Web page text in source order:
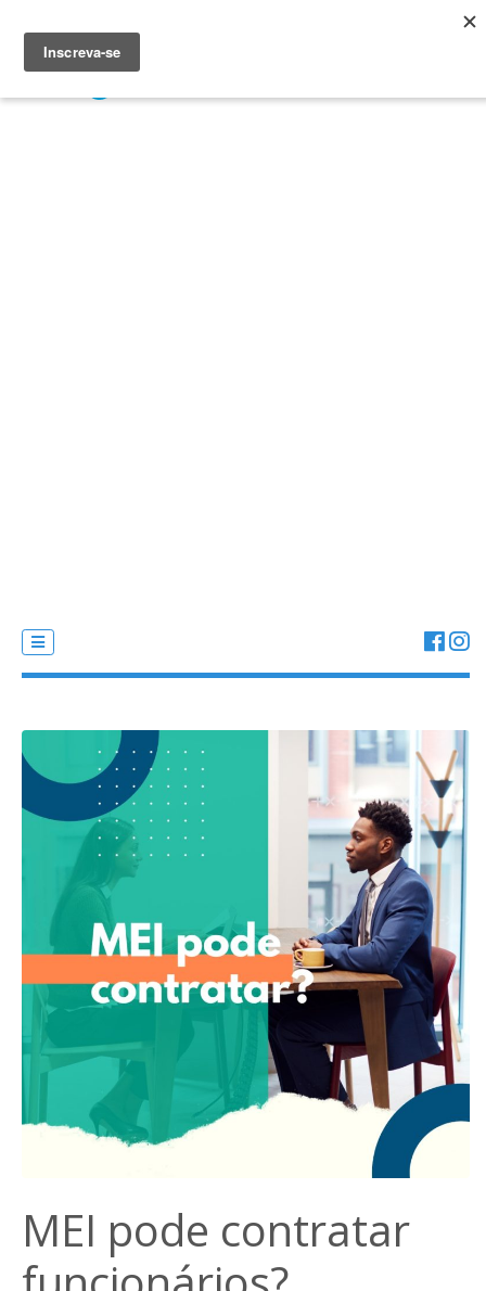
MEI pode contratar